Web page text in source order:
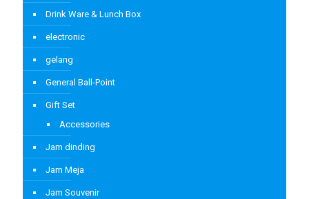
Drink Ware & Lunch Box
electronic
gelang
General Ball-Point
Gift Set
Accessories
Jam dinding
Jam Meja
Jam Souvenir